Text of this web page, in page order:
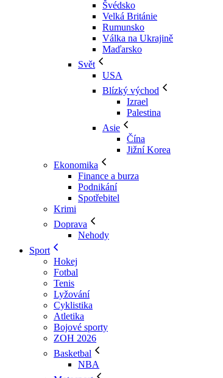
Švédsko
Velká Británie
Rumunsko
Válka na Ukrajině
Maďarsko
Svět
USA
Blízký východ
Izrael
Palestina
Asie
Čína
Jižní Korea
Ekonomika
Finance a burza
Podnikání
Spotřebitel
Krimi
Doprava
Nehody
Sport
Hokej
Fotbal
Tenis
Lyžování
Cyklistika
Atletika
Bojové sporty
ZOH 2026
Basketbal
NBA